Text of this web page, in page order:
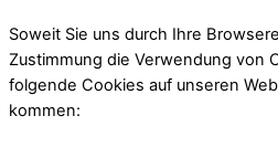
Soweit Sie uns durch Ihre
Zustimmung die Verwendung von
folgende Cookies auf unseren
kommen: